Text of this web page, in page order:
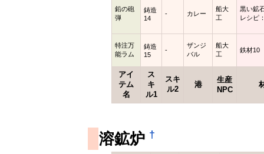
アイ
テム
名
ス
キ
ル1
スキ
ル2
港
生産
NPC
鉛の砲
弾
鋳造
14
- カレー
船大
工
黒い鉱
レシピ
特注万
能ラム
鋳造
15
-
ザンジ
バル
船大
工
鉄材10
溶鉱炉 †